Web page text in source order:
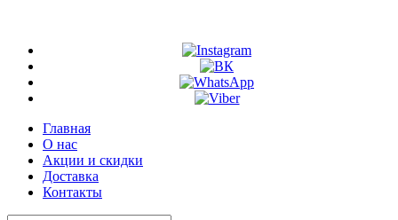
Главная
О нас
Акции и скидки
Доставка
Контакты